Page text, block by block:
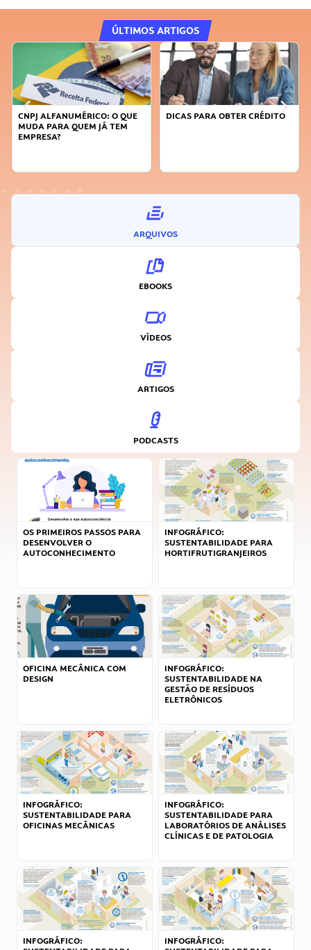
ÚLTIMOS ARTIGOS
CNPJ ALFANUMÉRICO: O QUE
MUDA PARA QUEM JÁ TEM
EMPRESA?
DICAS PARA OBTER CRÉDITO
ARQUIVOS
EBOOKS
VÍDEOS
ARTIGOS
PODCASTS
OS PRIMEIROS PASSOS PARA
DESENVOLVER O
AUTOCONHECIMENTO
INFOGRÁFICO:
SUSTENTABILIDADE PARA
HORTIFRUTIGRANJEIROS
OFICINA MECÂNICA COM
DESIGN
INFOGRÁFICO:
SUSTENTABILIDADE NA
GESTÃO DE RESÍDUOS
ELETRÔNICOS
INFOGRÁFICO:
SUSTENTABILIDADE PARA
OFICINAS MECÂNICAS
INFOGRÁFICO:
SUSTENTABILIDADE PARA
LABORATÓRIOS DE ANÁLISES
CLÍNICAS E DE PATOLOGIA
INFOGRÁFICO:
INFOGRÁFICO: